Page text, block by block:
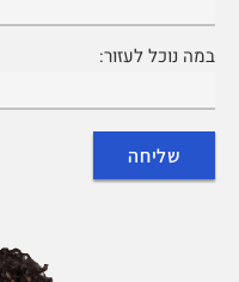
במה נוכל לעזור: